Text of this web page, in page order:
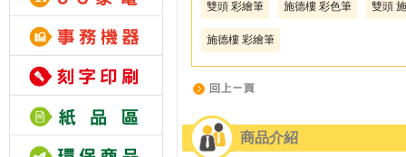
雙頭 彩繪筆 施德樓 彩色筆 雙頭
施德樓 彩繪筆
商品介紹